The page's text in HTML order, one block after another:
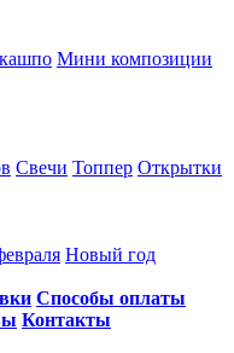
Мини композиции
Свечи Топпер Открытки
Новый год
Способы оплаты
Контакты